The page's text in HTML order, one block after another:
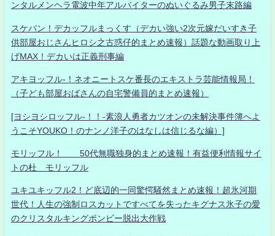
ンタルメンヘラ電波中年アルバイターのぬいぐるみ男子末路編
スケバン！デカッフルまっくす（デカい強い2次元嫁だいすき子
供部屋おじさんヒロシ之古惑仔的まとめ速報）話題な動画取り上
げMAX！デカいは正義刑事編
アキヨッフル-！ネオニートスケ番長のエキストラ芸能情報局！
（子ども部屋おばさんの自宅警備員的まとめ速報）
[ヨシヨシロッフル-！！-素浪人勇者カツオンの未解決事件簿へよ
うこそYOUKO！のナンノ洋子のはなしは信じるな編）]
モリッフル！ 50代無職独身的まとめ速報！有益便利情報サイ
トの杜 モリッフル
ユキユキッフル2！ど底辺的一同驚愕騒然まとめ速報！超氷河期
世代！人生の強制ロスカットですべてを失ったキグナス氷子の愛
のクリスタルキングボンビー脱出大作戦